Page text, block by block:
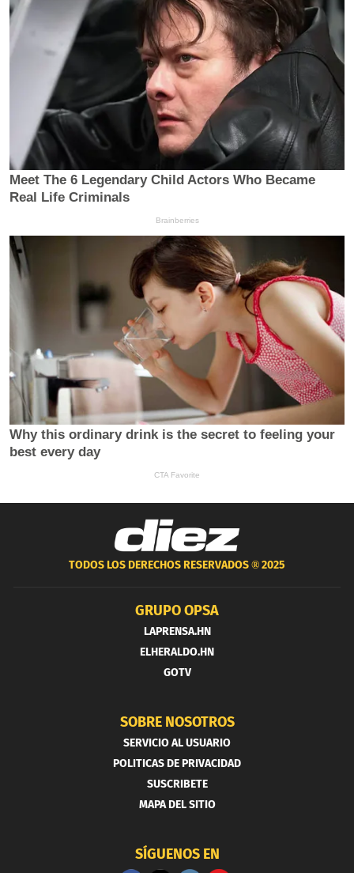
TODOS LOS DERECHOS RESERVADOS ®2025
GRUPO OPSA
LAPRENSA.HN
ELHERALDO.HN
GOTV
SOBRE NOSOTROS
SERVICIO AL USUARIO
POLITICAS DE PRIVACIDAD
SUSCRIBETE
MAPA DEL SITIO
SÍGUENOS EN